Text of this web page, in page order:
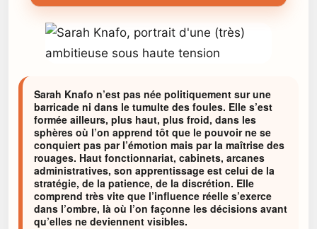
Sarah Knafo n’est pas née politiquement sur une
barricade ni dans le tumulte des foules. Elle s’est
formée ailleurs, plus haut, plus froid, dans les
sphères où l’on apprend tôt que le pouvoir ne se
conquiert pas par l’émotion mais par la maîtrise des
rouages. Haut fonctionnariat, cabinets, arcanes
administratives, son apprentissage est celui de la
stratégie, de la patience, de la discrétion. Elle
comprend très vite que l’influence réelle s’exerce
dans l’ombre, là où l’on façonne les décisions avant
qu’elles ne deviennent visibles.